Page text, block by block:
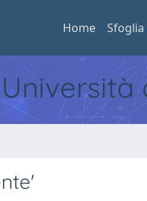
Home Sfoglia